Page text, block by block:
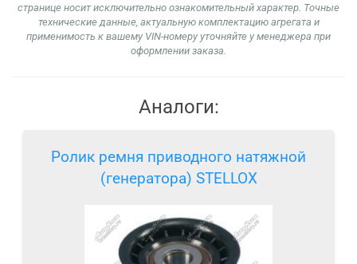
странице носит исключительно ознакомительный характер. Точные
технические данные, актуальную комплектацию агрегата и
применимость к вашему VIN-номеру уточняйте у менеджера при
оформлении заказа.
Аналоги:
Ролик ремня приводного натяжной
(генератора) STELLOX